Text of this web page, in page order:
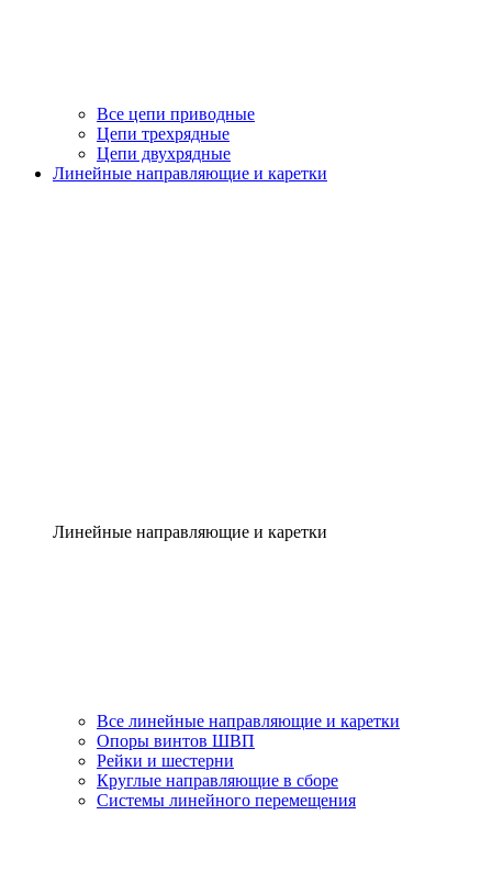
Все цепи приводные
Цепи трехрядные
Цепи двухрядные
Линейные направляющие и каретки
Линейные направляющие и каретки
Все линейные направляющие и каретки
Опоры винтов ШВП
Рейки и шестерни
Круглые направляющие в сборе
Системы линейного перемещения